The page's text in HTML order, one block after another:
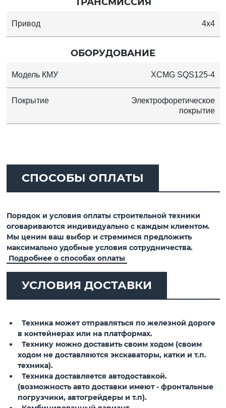
Привод 4x4
ОБОРУДОВАНИЕ
Модель КМУ XCMG SQS125-4
Покрытие
Электрофоретическое
покрытие
СПОСОБЫ ОПЛАТЫ
Порядок и условия оплаты строительной техники
оговариваются индивидуально с каждым клиентом.
Мы ценим ваш выбор и стремимся предложить
максимально удобные условия сотрудничества.
Подробнее о способах оплаты
УСЛОВИЯ ДОСТАВКИ
Техника может отправляться по железной дороге
в контейнерах или на платформах.
Технику можно доставить своим ходом (своим
ходом не доставляются экскаваторы, катки и т.п.
техника).
Техника доставляется автодоставкой.
(возможность авто доставки имеют - фронтальные
погрузчики, автогрейдеры и т.п).